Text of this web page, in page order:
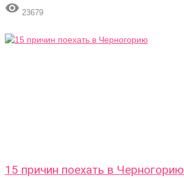
 23679
15 причин поехать в Черногорию